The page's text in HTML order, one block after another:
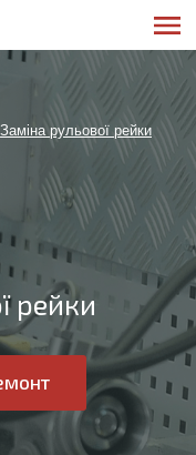
Заміна рульової рейки
рейки